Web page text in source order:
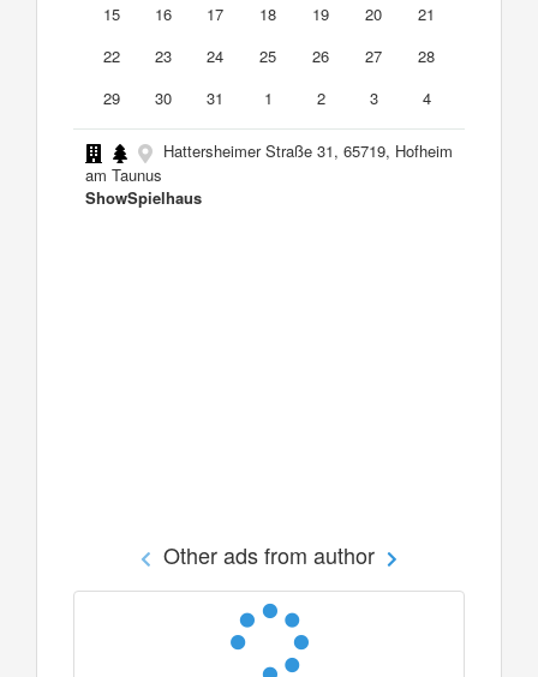
15
16 17 18 19 20
21
22
23 24 25 26 27
28
29
30 31 1 2 3 4
Hattersheimer Straße 31, 65719, Hofheim
am Taunus
ShowSpielhaus
Other ads from author